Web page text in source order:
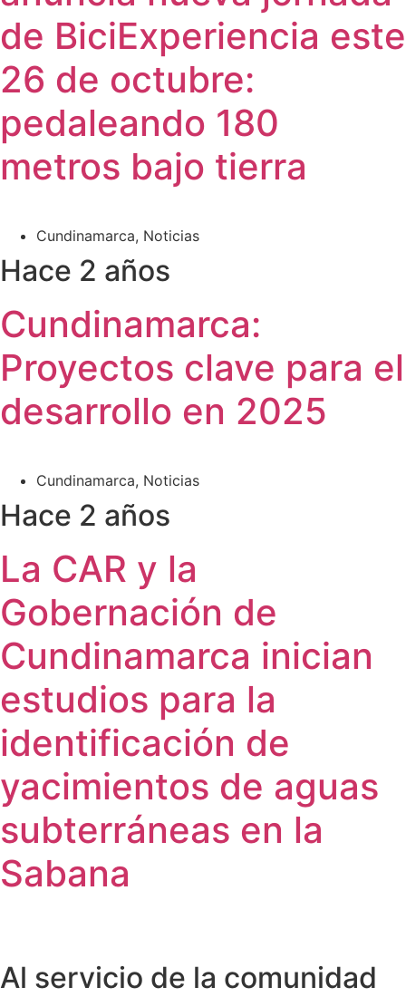
de BiciExperiencia este
26 de octubre:
pedaleando 180
metros bajo tierra
Cundinamarca, Noticias
Hace 2 años
Cundinamarca:
Proyectos clave para el
desarrollo en 2025
Cundinamarca, Noticias
Hace 2 años
La CAR y la
Gobernación de
Cundinamarca inician
estudios para la
identificación de
yacimientos de aguas
subterráneas en la
Sabana
Al servicio de la comunidad